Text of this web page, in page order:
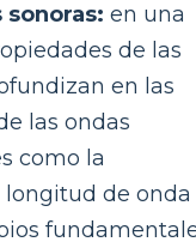
sonoras: en una
de las
en las
las ondas
como la
de onda